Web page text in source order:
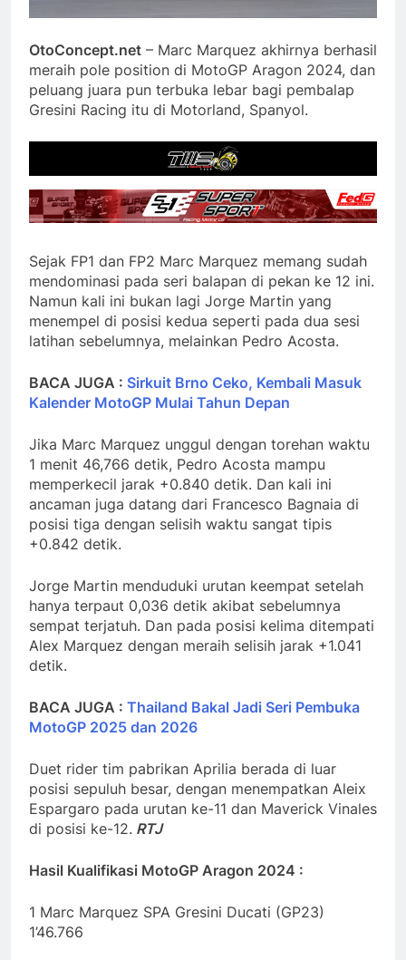
OtoConcept.net – Marc Marquez akhirnya berhasil
meraih pole position di MotoGP Aragon 2024, dan
peluang juara pun terbuka lebar bagi pembalap
Gresini Racing itu di Motorland, Spanyol.
Sejak FP1 dan FP2 Marc Marquez memang sudah
mendominasi pada seri balapan di pekan ke 12 ini.
Namun kali ini bukan lagi Jorge Martin yang
menempel di posisi kedua seperti pada dua sesi
latihan sebelumnya, melainkan Pedro Acosta.
BACA JUGA : Sirkuit Brno Ceko, Kembali Masuk
Kalender MotoGP Mulai Tahun Depan
Jika Marc Marquez unggul dengan torehan waktu
1 menit 46,766 detik, Pedro Acosta mampu
memperkecil jarak +0.840 detik. Dan kali ini
ancaman juga datang dari Francesco Bagnaia di
posisi tiga dengan selisih waktu sangat tipis
+0.842 detik.
Jorge Martin menduduki urutan keempat setelah
hanya terpaut 0,036 detik akibat sebelumnya
sempat terjatuh. Dan pada posisi kelima ditempati
Alex Marquez dengan meraih selisih jarak +1.041
detik.
BACA JUGA : Thailand Bakal Jadi Seri Pembuka
MotoGP 2025 dan 2026
Duet rider tim pabrikan Aprilia berada di luar
posisi sepuluh besar, dengan menempatkan Aleix
Espargaro pada urutan ke-11 dan Maverick Vinales
di posisi ke-12. RTJ
Hasil Kualifikasi MotoGP Aragon 2024 :
1 Marc Marquez SPA Gresini Ducati (GP23)
1’46.766